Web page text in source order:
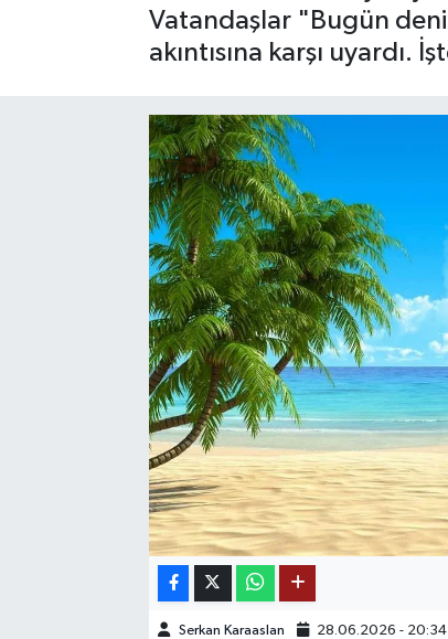
Vatandaşlar "Bugün
akıntısına karşı
Serkan Karaaslan 28.06.2026 - 20:34
OTOMOTİV
TEKNOLOJİ